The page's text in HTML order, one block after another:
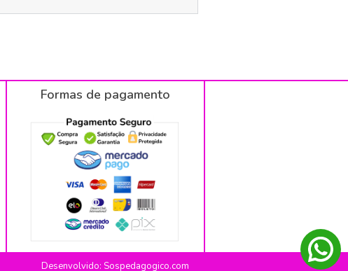
Formas de pagamento
Desenvolvido: Sospedagogico.com